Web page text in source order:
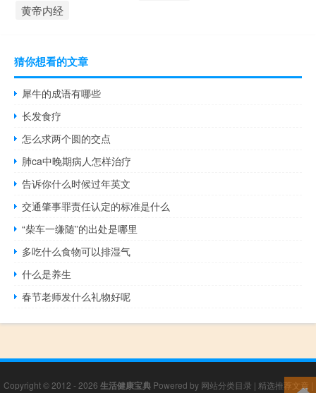
黄帝内经
猜你想看的文章
犀牛的成语有哪些
长发食疗
怎么求两个圆的交点
肺ca中晚期病人怎样治疗
告诉你什么时候过年英文
交通肇事罪责任认定的标准是什么
“柴车一缣随”的出处是哪里
多吃什么食物可以排湿气
什么是养生
春节老师发什么礼物好呢
Copyright © 2012 - 2026 生活健康宝典Powered by 网站分类目录 | 精选推荐文章 |